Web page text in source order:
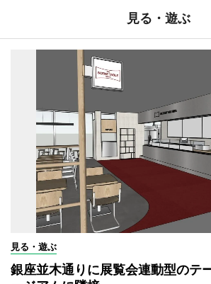
見る・遊ぶ
見る・遊ぶ
銀座並木通りに展覧会連動型の